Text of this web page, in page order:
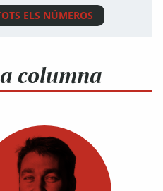
ELS NÚMEROS
columna